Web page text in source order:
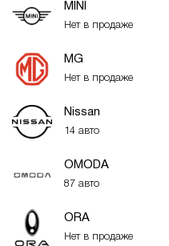
MINI
Нет в продаже
MG
Нет в продаже
Nissan
14 авто
OMODA
87 авто
ORA
Нет в продаже